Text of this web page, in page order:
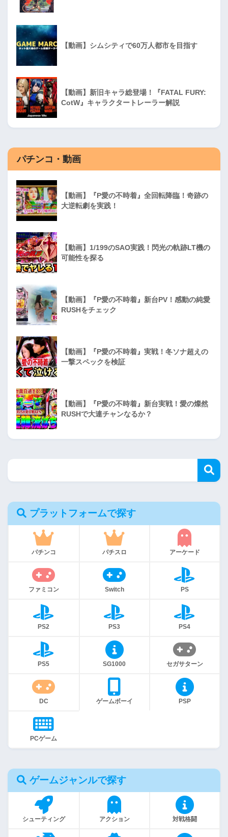
【動画】シムシティで60万人都市を目指す
【動画】新旧キャラ総登場！『FATAL FURY:
CotW』キャラクタートレーラー解説
パチンコ・動画
【動画】『P愛の不時着』全回転降臨！奇跡の
大逆転劇を実践！
【動画】1/199のSAO実践！閃光の軌跡LT機の
可能性を探る
【動画】『P愛の不時着』新台PV！感動の純愛
RUSHをチェック
【動画】『P愛の不時着』実戦！冬ソナ超えの
一撃スペックを検証
【動画】『P愛の不時着』新台実戦！愛の燦然
RUSHで大連チャンなるか？
プラットフォームで探す
パチンコ パチスロ アーケード
ファミコン Switch PS
PS2 PS3 PS4
PS5 SG1000 セガサターン
DC ゲームボーイ PSP
PCゲーム
ゲームジャンルで探す
シューティング アクション 対戦格闘